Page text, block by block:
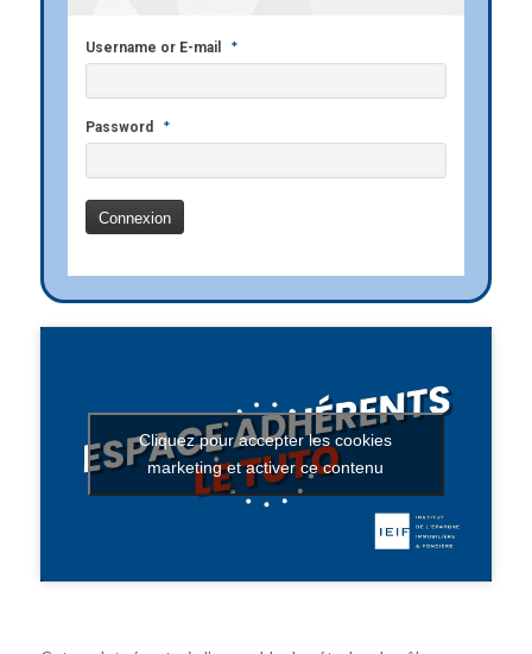
Username or E-mail *
Password *
Cliquez pour accepter les cookies
marketing et activer ce contenu